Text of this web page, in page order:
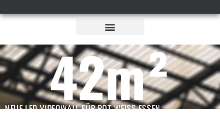
42m²
NEUE LED-VIDEOWALL FÜR ROT-WEISS ESSEN